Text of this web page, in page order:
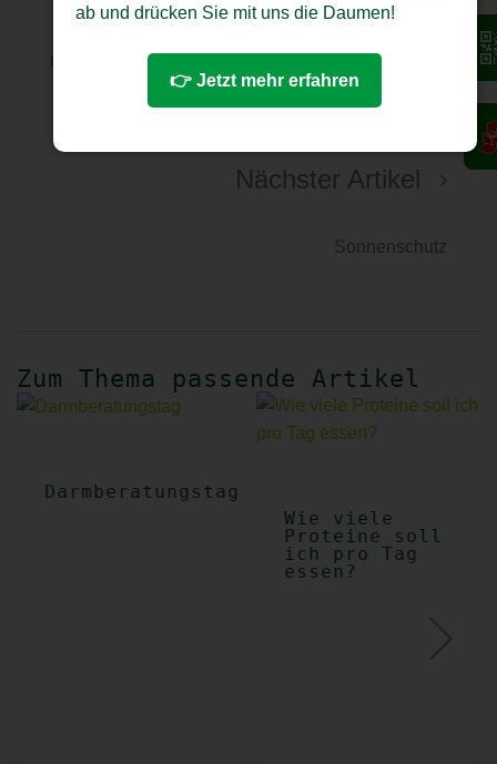
Grosser Gesundheitstag
Nächster Artikel
Sonnenschutz
Zum Thema passende Artikel
Darmberatungstag
Wie viele
Proteine soll
ich pro Tag
essen?
ab und drücken Sie mit uns die Daumen!
👉 Jetzt mehr erfahren